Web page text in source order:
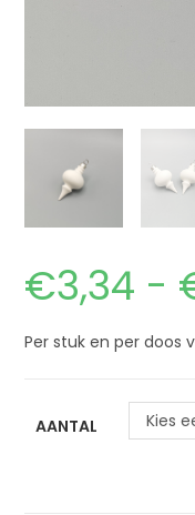
€3,34 -
Per stuk en per doos
AANTAL Kies